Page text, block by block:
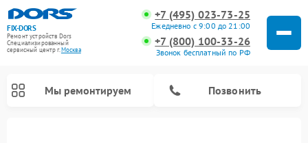
FIX-DORS
Ремонт устройств Dors
Специализированный
cервисный центр г.Москва
+7 (495) 023-73-25
Ежедневно с 9:00 до 21:00
+7 (800) 100-33-26
Звонок бесплатный по РФ
Мы ремонтируем Позвонить